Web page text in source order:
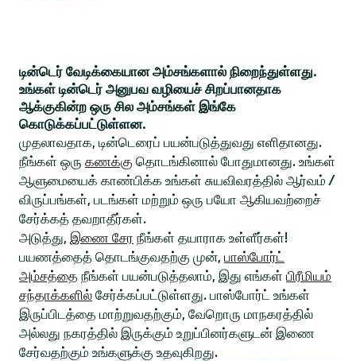
டின்டெர் வேடிக்கையான அம்சங்களால் நிறைந்துள்ளது.
உங்கள் டின்டெர் அனுபவ வழியைச் சிறப்பானதாக
ஆக்குகின்ற ஒரு சில அம்சங்கள் இங்கே
கொடுக்கப்பட்டுள்ளன.
முதலாவதாக, டின்டெரைப் பயன்படுத்துவது எளிதானது.
நீங்கள் ஒரு கணக்கு தொடங்கினால் போதுமானது. உங்கள்
ஆளுமையைக் காண்பிக்க உங்கள் சுயவிவரத்தில் ஆர்வம் /
விருப்பங்கள், படங்கள் மற்றும் ஒரு பயோ ஆகியவற்றைச்
சேர்க்கத் தவறாதீர்கள்.
அடுத்து, இணை சேர நீங்கள் தயாராக உள்ளீர்கள்!
பயணத்தைத் தொடங்குவதற்கு முன், பாஸ்போர்ட்
அம்சத்தை நீங்கள் பயன்படுத்தலாம், இது எங்கள் பிரீமியம்
சந்தாக்களில் சேர்க்கப்பட்டுள்ளது. பாஸ்போர்ட் உங்கள்
இருப்பிடத்தை மாற்றுவதற்கும், வேறொரு மாநகரத்தில்
அல்லது நகரத்தில் இருக்கும் உறுப்பினர்களுடன் இணை
சேர்வதற்கும் உங்களுக்கு உதவுகிறது.